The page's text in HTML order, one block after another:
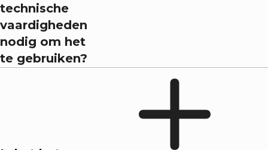
technische
vaardigheden
nodig om het
te gebruiken?